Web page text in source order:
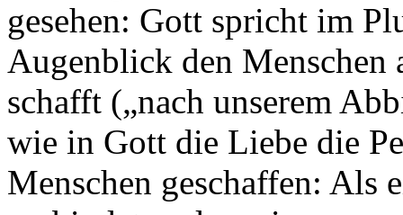
gesehen: Gott spricht im
Augenblick den
schafft („nach unserem
wie in Gott die Liebe die
Menschen geschaffen: Als